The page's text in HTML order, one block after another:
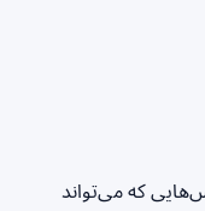
که می‌تواند